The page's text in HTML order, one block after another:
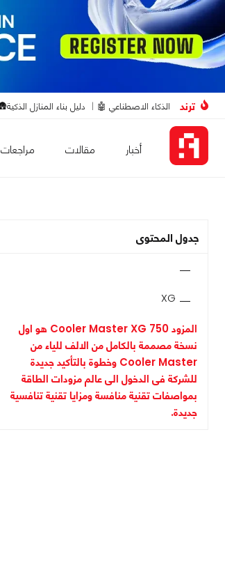
ترند الذكاء الاصطناعي 🤖 دليل بناء المنازل الذكية🛖
أخبار مقالات مراجعات
جدول المحتوى
XG
المزود Cooler Master XG 750 هو اول
نسخة مصممة بالكامل من الالف للياء من
Cooler Master وخطوة بالتأكيد جديدة
للشركة فى الدخول الى عالم مزودات الطاقة
بمواصفات تقنية منافسة ومزايا تقنية تنافسية
جديدة.